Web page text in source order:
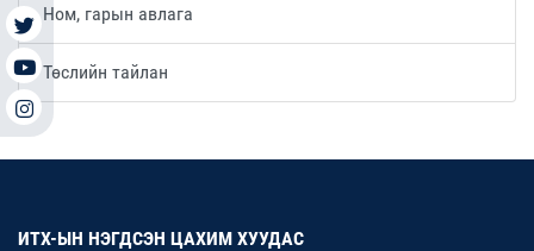
Ном, гарын авлага
Төслийн тайлан
ИТХ-ЫН НЭГДСЭН ЦАХИМ ХУУДАС